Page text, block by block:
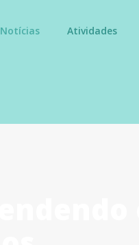
Notícias Atividades